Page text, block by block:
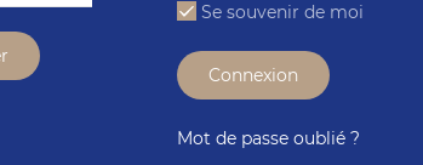
Se souvenir de moi
Connexion
Mot de passe oublié ?